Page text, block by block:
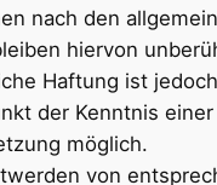
nach den
hiervon
Haftung ist
der Kenntnis
möglich.
von